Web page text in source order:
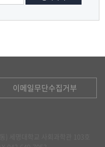
이메일무단수집거부